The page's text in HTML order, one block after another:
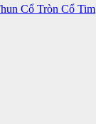
Cổ Tròn Cổ Tim